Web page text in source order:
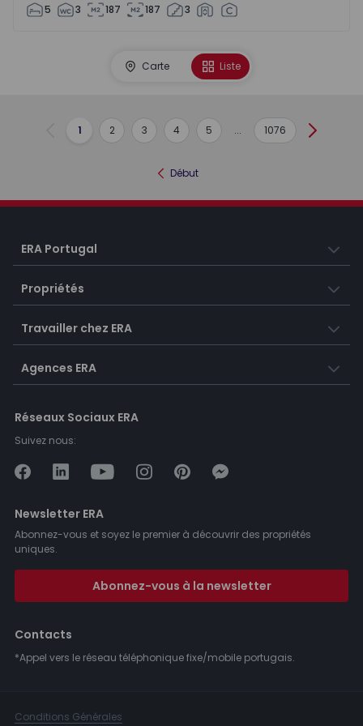
5 3 187 187 3
Carte Liste
Précédent
1 2 3 4 5 ... 1076 Suivant
Début
ERA Portugal
Propriétés
Travailler chez ERA
Agences ERA
Réseaux Sociaux ERA
Suivez nous:
Newsletter ERA
Abonnez-vous et soyez le premier à découvrir des propriétés
uniques.
Abonnez-vous à la newsletter
Contacts
*Appel vers le réseau téléphonique fixe/mobile portugais.
Conditions Générales